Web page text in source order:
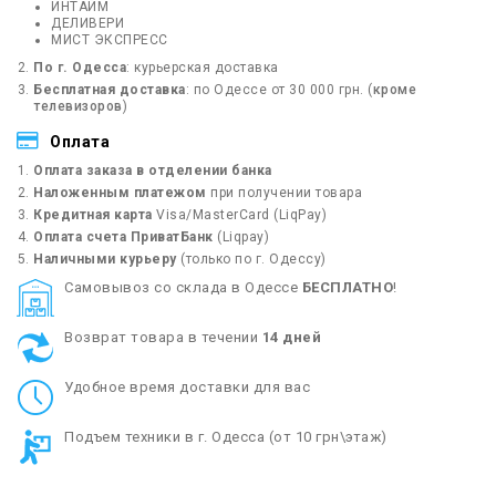
ИНТАЙМ
ДЕЛИВЕРИ
МИСТ ЭКСПРЕСС
По г. Одесса: курьерская доставка
Бесплатная доставка: по Одессе от 30 000 грн. (кроме
телевизоров)
Оплата
Оплата заказа в отделении банка
Наложенным платежом при получении товара
Кредитная карта Visa/MasterCard (LiqPay)
Оплата счета ПриватБанк (Liqpay)
Наличными курьеру(только по г. Одессу)
Cамовывоз со склада в Одессе БЕСПЛАТНО!
Возврат товара в течении 14 дней
Удобное время доставки для вас
Подъем техники в г. Одесса (от 10 грн\этаж)